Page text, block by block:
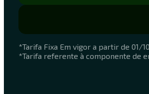
*Tarifa Fixa Em vigor a partir de 01/
*Tarifa referente à componente de